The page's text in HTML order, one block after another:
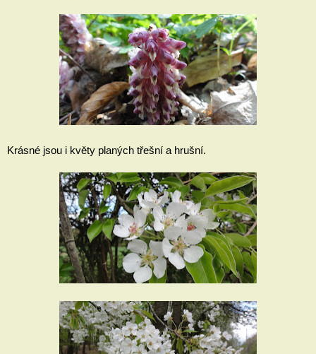
Krásné jsou i květy planých třešní a hrušní.